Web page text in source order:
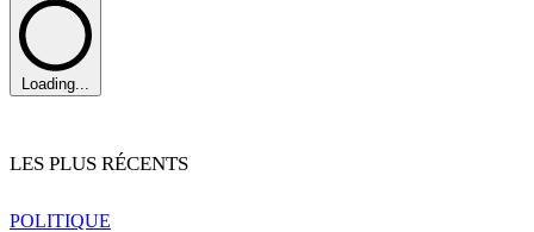
Loading...
LES PLUS RÉCENTS
POLITIQUE